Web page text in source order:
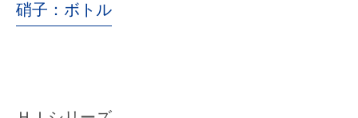
硝子：ボトル